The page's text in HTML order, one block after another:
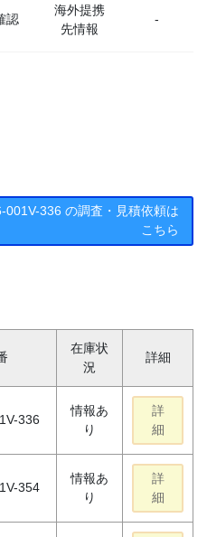
認
海外提携
先情報
-
336 の調査・見積依頼は
こちら
在庫状
況
詳細
336
情報あ
り
詳
細
354
情報あ
り
詳
細